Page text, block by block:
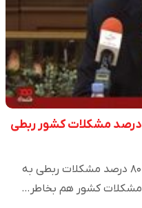
الان که شهردار شدم،‌ فهمیدم ۹۰ درصد مشکلات کشور ربطی
علیرضا زاکانی بیان کرد: قبلا می‌گفتم ۸۰ درصد مشکلات ربطی به